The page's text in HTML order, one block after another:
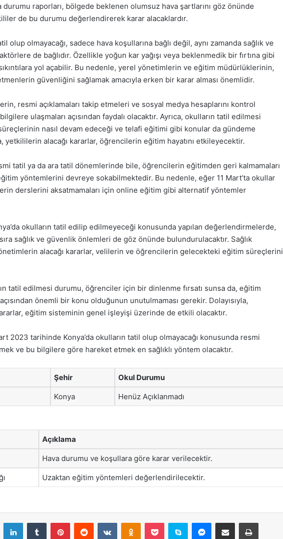
raporları, bölgede beklenen olumsuz hava şartlarını göz önünde
de bu durumu değerlendirerek karar alacaklardır.
olup olmayacağı, sadece hava koşullarına bağlı değil, aynı zamanda sağlık ve
de bağlıdır. Özellikle yoğun kar yağışı veya beklenmedik bir fırtına gibi
yol açabilir. Bu nedenle, yerel yönetimlerin ve eğitim müdürlüklerinin,
güvenliğini sağlamak amacıyla erken bir karar alması önemlidir.
resmi açıklamaları takip etmeleri ve sosyal medya hesaplarını kontrol
ulaşmaları açısından faydalı olacaktır. Ayrıca, okulların tatil edilmesi
nasıl devam edeceği ve telafi eğitimi gibi konular da gündeme
yetkililerin alacağı kararlar, öğrencilerin eğitim hayatını etkileyecektir.
tatil ya da ara tatil dönemlerinde bile, öğrencilerin eğitimden geri kalmamaları
yöntemlerini devreye sokabilmektedir. Bu nedenle, eğer 11 Mart’ta okullar
derslerini aksatmamaları için online eğitim gibi alternatif yöntemler
okulların tatil edilip edilmeyeceği konusunda yapılan değerlendirmelerde,
sağlık ve güvenlik önlemleri de göz önünde bulundurulacaktır. Sağlık
alacağı kararlar, velilerin ve öğrencilerin gelecekteki eğitim süreçlerini
tatil edilmesi durumu, öğrenciler için bir dinlenme fırsatı sunsa da, eğitim
önemli bir konu olduğunun unutulmaması gerekir. Dolayısıyla,
eğitim sisteminin genel işleyişi üzerinde de etkili olacaktır.
2023 tarihinde Konya’da okulların tatil olup olmayacağı konusunda resmi
ve bu bilgilere göre hareket etmek en sağlıklı yöntem olacaktır.
Şehir Okul Durumu
Konya Henüz Açıklanmadı
Açıklama
Hava durumu ve koşullara göre karar verilecektir.
Uzaktan eğitim yöntemleri değerlendirilecektir.
LinkedInTumblr PinterestReddit VKontakteOdnoklassniki
Pocket Skype Messenger
E-Posta ile paylaş Yazdır